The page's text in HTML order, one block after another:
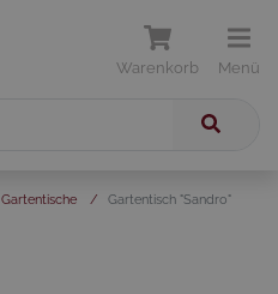
Warenkorb Menü
Gartentische / Gartentisch "Sandro"